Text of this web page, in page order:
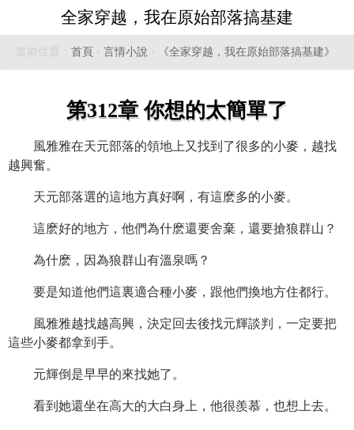
全家穿越，我在原始部落搞基建
當前位置： 首頁 › 言情小說 › 《全家穿越，我在原始部落搞基建》
第312章 你想的太簡單了
風雅雅在天元部落的領地上又找到了很多的小麥，越找
越興奮。
天元部落選的這地方真好啊，有這麽多的小麥。
這麽好的地方，他們為什麽還要舍棄，還要搶狼群山？
為什麽，因為狼群山有溫泉嗎？
要是知道他們這裏適合種小麥，跟他們換地方住都行。
風雅雅越找越高興，決定回去後找元輝談判，一定要把
這些小麥都拿到手。
元輝倒是早早的來找她了。
看到她還坐在高大的大白身上，他很羨慕，也想上去。